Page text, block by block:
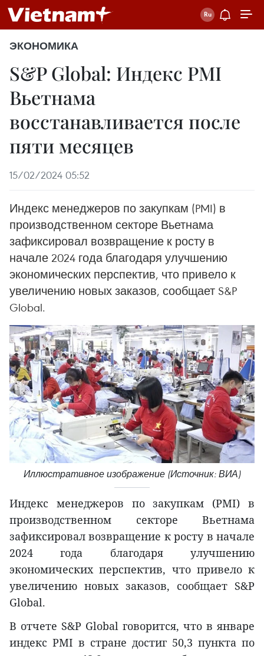
ЭКОНОМИКА
S&P Global: Индекс PMI
Вьетнама
восстанавливается после
пяти месяцев
15/02/2024 05:52
Индекс менеджеров по закупкам (PMI) в
производственном секторе Вьетнама
зафиксировал возвращение к росту в
начале 2024 года благодаря улучшению
экономических перспектив, что привело к
увеличению новых заказов, сообщает S&P
Global.
Иллюстративное изображение (Источник: ВИА)
Индекс менеджеров по закупкам (PMI) в
производственном секторе Вьетнама
зафиксировал возвращение к росту в начале
2024 года благодаря улучшению
экономических перспектив, что привело к
увеличению новых заказов, сообщает S&P
Global.
В отчете S&P Global говорится, что в январе
индекс PMI в стране достиг 50,3 пункта по